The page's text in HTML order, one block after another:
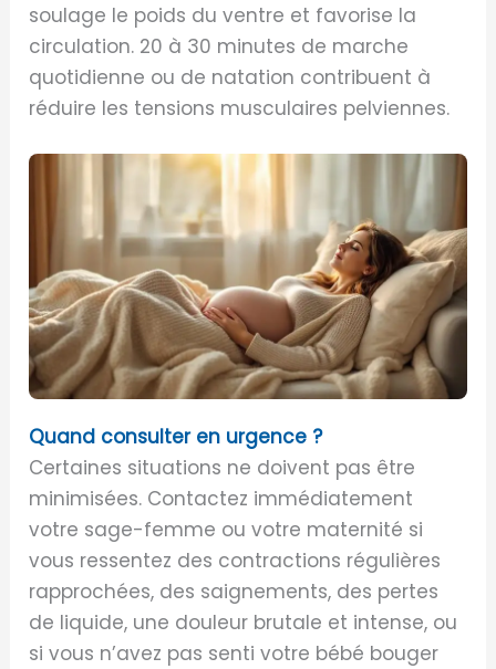
soulage le poids du ventre et favorise la
circulation. 20 à 30 minutes de marche
quotidienne ou de natation contribuent à
réduire les tensions musculaires pelviennes.
Quand consulter en urgence ?
Certaines situations ne doivent pas être
minimisées. Contactez immédiatement
votre sage-femme ou votre maternité si
vous ressentez des contractions régulières
rapprochées, des saignements, des pertes
de liquide, une douleur brutale et intense, ou
si vous n’avez pas senti votre bébé bouger